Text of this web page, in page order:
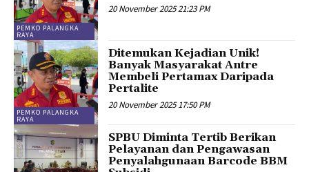
PEMKO PALANGKA
RAYA
20 November 2025 21:23 PM
PEMKO PALANGKA
RAYA
Ditemukan Kejadian Unik!
Banyak Masyarakat Antre
Membeli Pertamax Daripada
Pertalite
20 November 2025 17:50 PM
SPBU Diminta Tertib Berikan
Pelayanan dan Pengawasan
Penyalahgunaan Barcode BBM